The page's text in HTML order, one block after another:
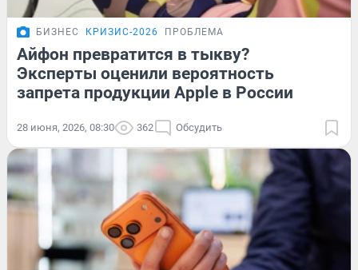
БИЗНЕС КРИЗИС-2026 ПРОБЛЕМА
Айфон превратится в тыкву?
Эксперты оценили вероятность
запрета продукции Apple в России
28 июня, 2026, 08:30 362 Обсудить